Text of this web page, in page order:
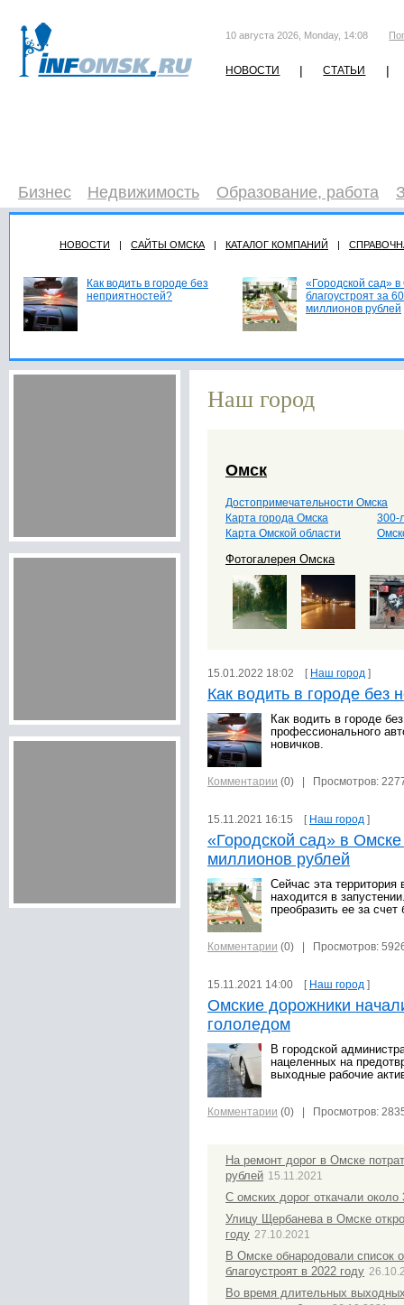
10 августа 2026, Monday, 14:08
НОВОСТИ | СТАТЬИ |
Бизнес Недвижимость Образование, работа
НОВОСТИ | САЙТЫ ОМСКА | КАТАЛОГ КОМПАНИЙ |
Как водить в городе без
неприятностей?
«Городской сад»
благоустроят за 60
миллионов рублей
Наш город
Омск
Достопримечательности Омска
Карта города Омска
300-
Карта Омской области
Фотогалерея Омска
15.01.2022 18:02 [ Наш город ]
Как водить в городе без
Как водить в городе
профессионального
новичков.
Комментарии (0) | Просмотров:
15.11.2021 16:15 [ Наш город ]
«Городской сад» в Омске
миллионов рублей
Сейчас эта территория
находится в
преобразить ее за
Комментарии (0) | Просмотров:
15.11.2021 14:00 [ Наш город ]
Омские дорожники
гололедом
В городской
нацеленных на
выходные рабочие
Комментарии (0) | Просмотров:
На ремонт дорог в Омске
рублей 15.11.2021
С омских дорог откачали около
Улицу Щербанева в Омске
году 27.10.2021
В Омске обнародовали список
благоустроят в 2022 году
Во время длительных